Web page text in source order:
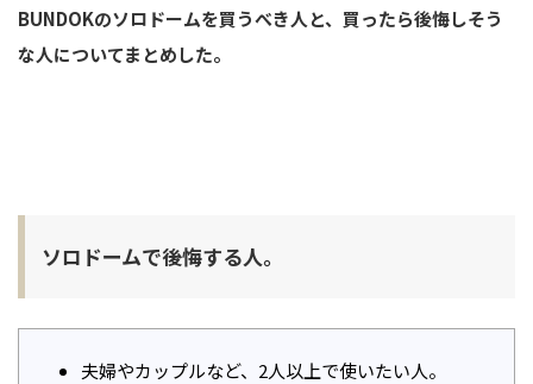
BUNDOKのソロドームを買うべき人と、買ったら後悔しそう
な人についてまとめした。
ソロドームで後悔する人。
夫婦やカップルなど、2人以上で使いたい人。